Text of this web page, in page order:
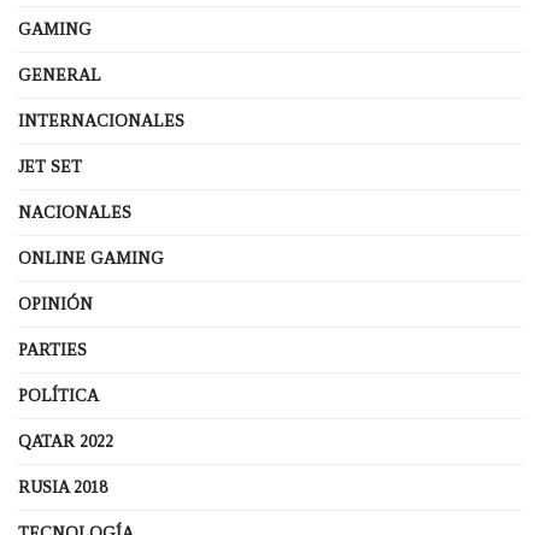
GAMING
GENERAL
INTERNACIONALES
JET SET
NACIONALES
ONLINE GAMING
OPINIÓN
PARTIES
POLÍTICA
QATAR 2022
RUSIA 2018